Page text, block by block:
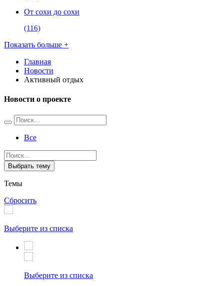
От сохи до сохи
(116)
Показать больше +
Главная
Новости
Активный отдых
Новости о проекте
Все
Выбрать тему
Темы
Сбросить
Выберите из списка
Выберите из списка